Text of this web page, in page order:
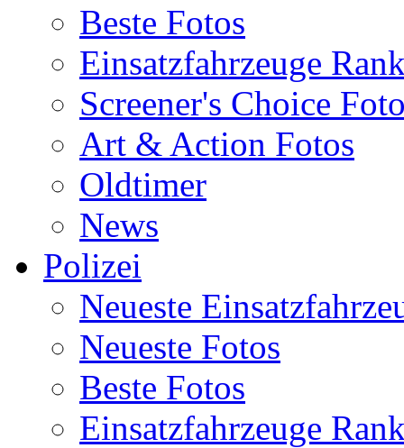
Beste Fotos
Einsatzfahrzeuge
Screener's Choice
Art & Action Fotos
Oldtimer
News
Polizei
Neueste
Neueste Fotos
Beste Fotos
Einsatzfahrzeuge